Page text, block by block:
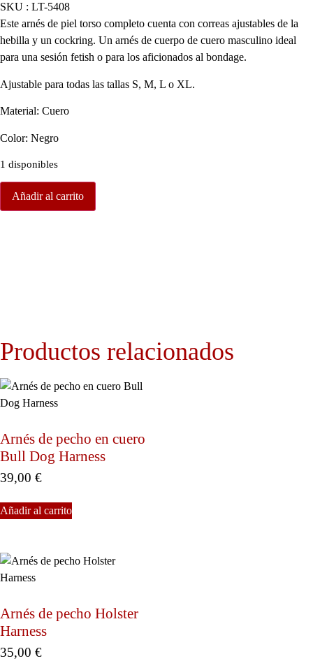
SKU : LT-5408
Este arnés de piel torso completo cuenta con correas ajustables de la
hebilla y un cockring. Un arnés de cuerpo de cuero masculino ideal
para una sesión fetish o para los aficionados al bondage.
Ajustable para todas las tallas S, M, L o XL.
Material: Cuero
Color: Negro
1 disponibles
Añadir al carrito
Productos relacionados
Arnés de pecho en cuero
Bull Dog Harness
39,00 €
Añadir al carrito
Arnés de pecho Holster
Harness
35,00 €